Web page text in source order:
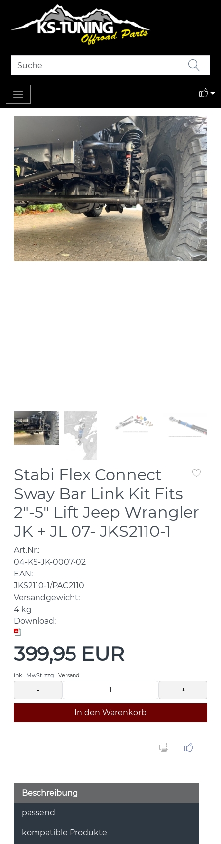
Stabi Flex Connect
Sway Bar Link Kit Fits
2"-5" Lift Jeep Wrangler
JK + JL 07- JKS2110-1
Art.Nr.:
04-KS-JK-0007-02
EAN:
JKS2110-1/PAC2110
Versandgewicht:
4 kg
Download:
399,95 EUR
inkl. MwSt. zzgl. Versand
- +
In den Warenkorb
Beschreibung
passend
kompatible Produkte